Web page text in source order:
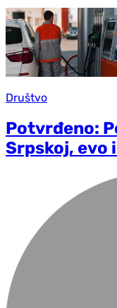
Društvo
Potvrđeno:
Srpskoj, evo